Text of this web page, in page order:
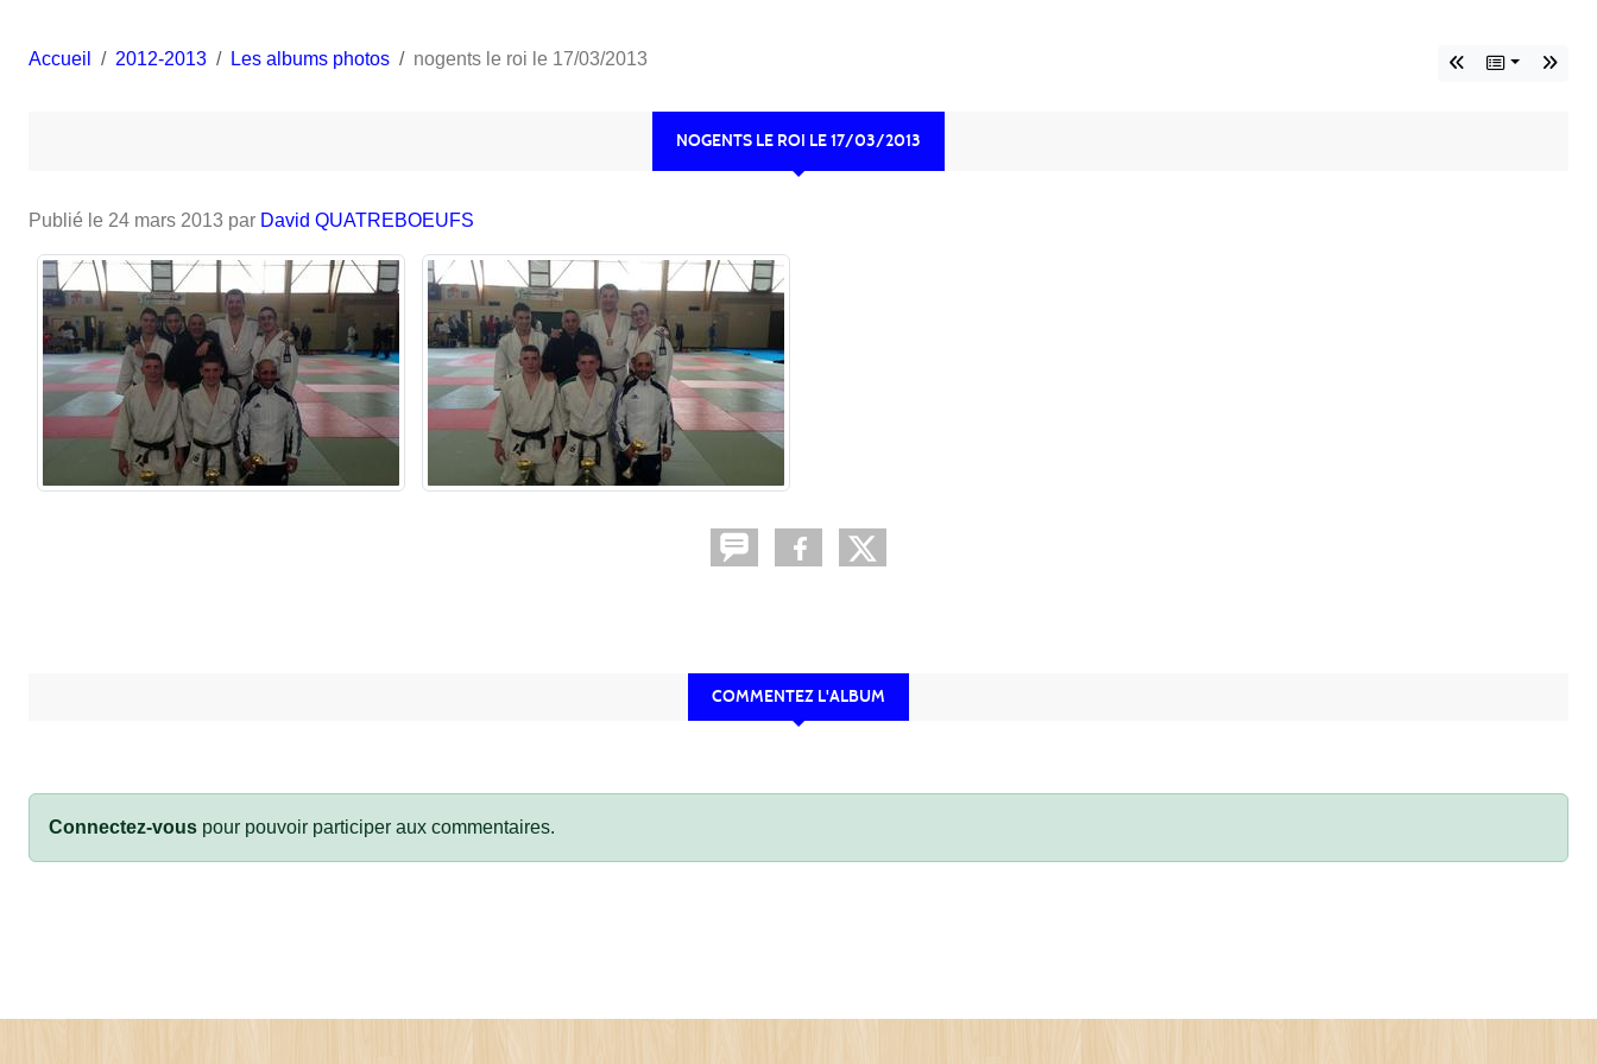
Accueil 2012-2013 Les albums photos nogents le roi le 17/03/2013
NOGENTS LE ROI LE 17/03/2013
Publié le 24 mars 2013 par David QUATREBOEUFS
COMMENTEZ L'ALBUM
Connectez-vous pour pouvoir participer aux commentaires.